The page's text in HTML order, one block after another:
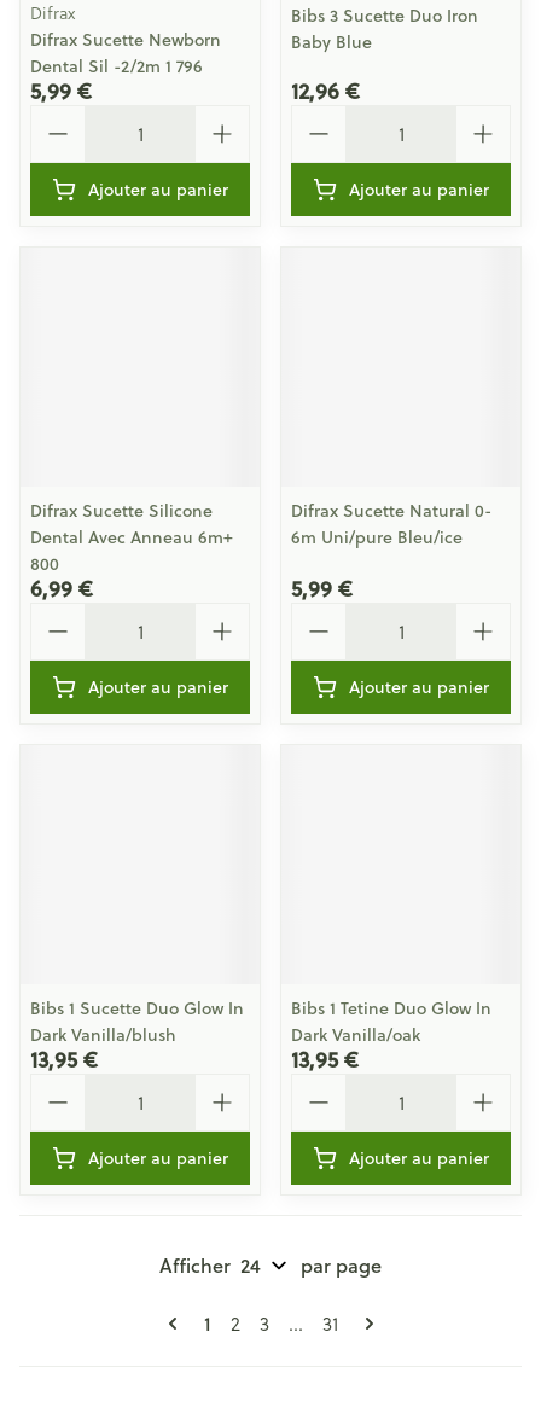
Difrax
Difrax Sucette Newborn
Dental Sil -2/2m 1 796
5,99 €
Ajouter au panier
Bibs 3 Sucette Duo Iron
Baby Blue
12,96 €
Ajouter au panier
Difrax Sucette Silicone
Dental Avec Anneau 6m+
800
6,99 €
Ajouter au panier
Difrax Sucette Natural 0-
6m Uni/pure Bleu/ice
5,99 €
Ajouter au panier
Bibs 1 Sucette Duo Glow In
Dark Vanilla/blush
13,95 €
Ajouter au panier
Bibs 1 Tetine Duo Glow In
Dark Vanilla/oak
13,95 €
Ajouter au panier
Vous lisez actuellement la page
1 Page
2 Page
3 ... Page
31
Afficher par page